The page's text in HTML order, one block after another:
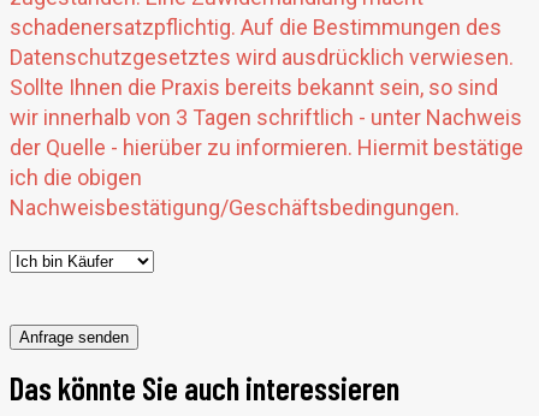
schadenersatzpflichtig. Auf die Bestimmungen des
Datenschutzgesetztes wird ausdrücklich verwiesen.
Sollte Ihnen die Praxis bereits bekannt sein, so sind
wir innerhalb von 3 Tagen schriftlich - unter Nachweis
der Quelle - hierüber zu informieren. Hiermit bestätige
ich die obigen
Nachweisbestätigung/Geschäftsbedingungen.
lasse
dieses
Feld
Das könnte Sie auch interessieren